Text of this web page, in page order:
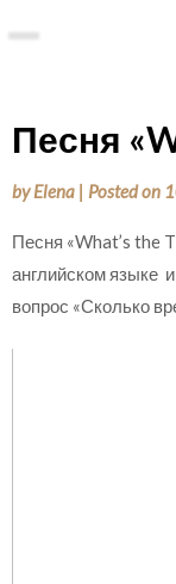
to
Песня
byElena | Posted on
Песня «What’s the
английском языке
вопрос «Сколько